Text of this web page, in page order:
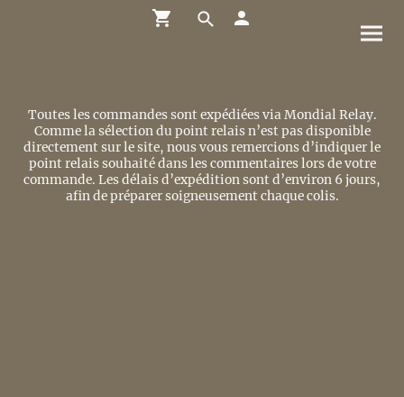
Toutes les commandes sont expédiées via Mondial Relay.
Comme la sélection du point relais n’est pas disponible
directement sur le site, nous vous remercions d’indiquer le
point relais souhaité dans les commentaires lors de votre
commande. Les délais d’expédition sont d’environ 6 jours,
afin de préparer soigneusement chaque colis.